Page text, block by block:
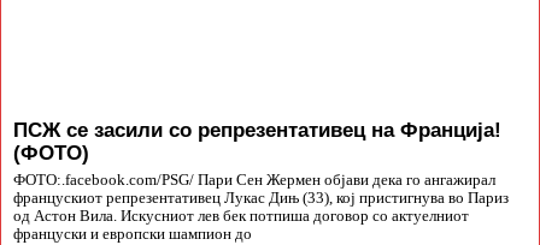
ПСЖ се засили со репрезентативец на Франција!
(ФОТО)
ФОТО:.facebook.com/PSG/ Пари Сен Жермен објави дека го ангажирал
францускиот репрезентативец Лукас Дињ (33), кој пристигнува во Париз
од Астон Вила. Искусниот лев бек потпиша договор со актуелниот
француски и европски шампион до